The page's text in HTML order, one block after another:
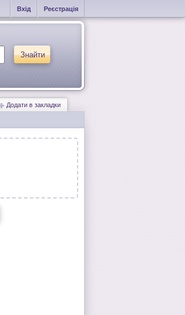
Вхід Реєстрація
Знайти
Додати в закладки